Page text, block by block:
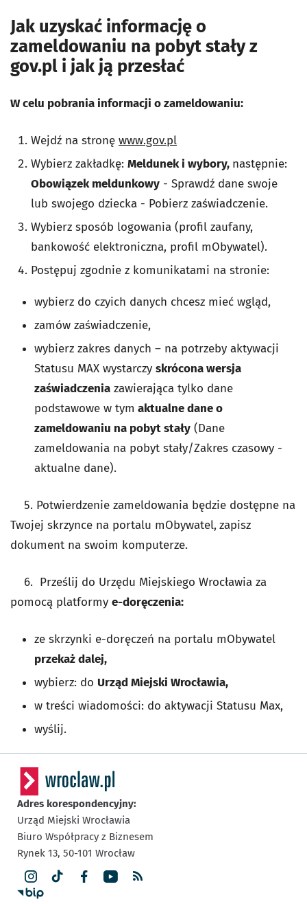
Jak uzyskać informację o
zameldowaniu na pobyt stały z
gov.pl i jak ją przesłać
W celu pobrania informacji o zameldowaniu:
Wejdź na stronę www.gov.pl
Wybierz zakładkę: Meldunek i wybory, następnie:
Obowiązek meldunkowy - Sprawdź dane swoje
lub swojego dziecka - Pobierz zaświadczenie.
Wybierz sposób logowania (profil zaufany,
bankowość elektroniczna, profil mObywatel).
Postępuj zgodnie z komunikatami na stronie:
wybierz do czyich danych chcesz mieć wgląd,
zamów zaświadczenie,
wybierz zakres danych – na potrzeby aktywacji
Statusu MAX wystarczy skrócona wersja
zaświadczenia zawierająca tylko dane
podstawowe w tym aktualne dane o
zameldowaniu na pobyt stały (Dane
zameldowania na pobyt stały/Zakres czasowy -
aktualne dane).
5. Potwierdzenie zameldowania będzie dostępne na
Twojej skrzynce na portalu mObywatel,zapisz
dokument na swoim komputerze.
6. Prześlij do Urzędu Miejskiego Wrocławia za
pomocą platformy e-doręczenia:
ze skrzynki e-doręczeń na portalu mObywatel
przekaż dalej,
wybierz: do Urząd Miejski Wrocławia,
w treści wiadomości: do aktywacji Statusu Max,
wyślij.
Adres korespondencyjny:
Urząd Miejski Wrocławia
Biuro Współpracy z Biznesem
Rynek 13, 50-101 Wrocław